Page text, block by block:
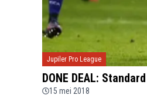
Jupiler Pro League
DONE DEAL:
15 mei 2018